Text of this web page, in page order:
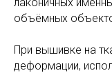
объёмных
При вышивке на
деформации,